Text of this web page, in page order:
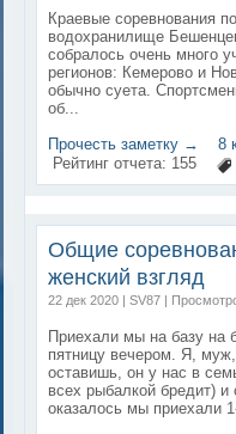
Краевые соревнования
водохранилище
собралось очень много
регионов: Кемерово и
обычно суета.
об...
Прочесть заметку →
8
Рейтинг отчета: 155
Общие
женский взгляд
22 дек 2020 | SV87 |
Приехали мы на базу на
пятницу вечером. Я,
оставишь, он у нас в
всех рыбалкой бредит)
оказалось мы приехали